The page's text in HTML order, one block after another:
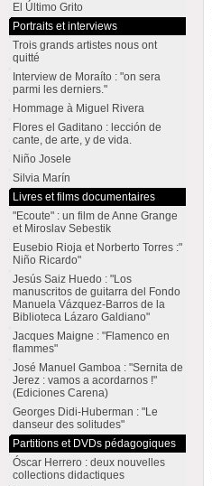
El Último Grito
Portraits et interviews
Trois grands artistes nous ont
quitté
Interview de Moraíto : "on sera
parmi les derniers."
Hommage à Miguel Rivera
Flores el Gaditano : lección de
cante, de arte, y de vida.
Niño Josele
Silvia Marín
Livres et films documentaires
"Ecoute" : un film de Anne Grange
et Miroslav Sebestik
Eusebio Rioja et Norberto Torres :"
Niño Ricardo"
Jesús Saiz Huedo : "Los
manuscritos de guitarra del Fondo
Manuela Vázquez-Barros de la
Biblioteca Lázaro Galdiano"
Jacques Maigne : "Flamenco en
flammes"
José Manuel Gamboa : "Sernita de
Jerez : vamos a acordarnos !"
(Ediciones Carena)
Georges Didi-Huberman : "Le
danseur des solitudes"
Partitions et DVDs pédagogiques
Óscar Herrero : deux nouvelles
collections didactiques